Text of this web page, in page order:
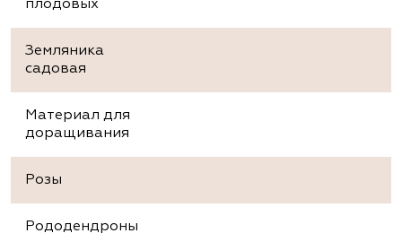
плодовых
Земляника
садовая
Материал для
доращивания
Розы
Рододендроны